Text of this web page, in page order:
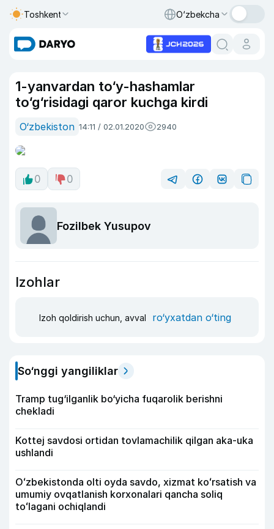
Toshkent O‘zbekcha
1-yanvardan to‘y-hashamlar
to‘g‘risidagi qaror kuchga kirdi
O‘zbekiston 14:11 / 02.01.2020 2940
0 0
Fozilbek Yusupov
Izohlar
Izoh qoldirish uchun, avval ro‘yxatdan o‘ting
So‘nggi yangiliklar
Tramp tug‘ilganlik bo‘yicha fuqarolik berishni
chekladi
Kottej savdosi ortidan tovlamachilik qilgan aka-uka
ushlandi
Oʻzbekistonda olti oyda savdo, xizmat koʻrsatish va
umumiy ovqatlanish korxonalari qancha soliq
toʻlagani ochiqlandi